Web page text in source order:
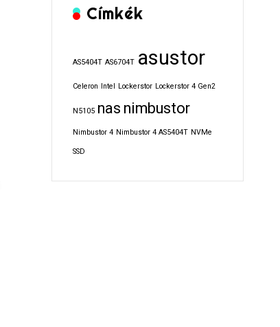
Címkék
AS5404T AS6704T asustor
Celeron Intel Lockerstor Lockerstor 4 Gen2
N5105 nas nimbustor
Nimbustor 4 Nimbustor 4 AS5404T NVMe
SSD